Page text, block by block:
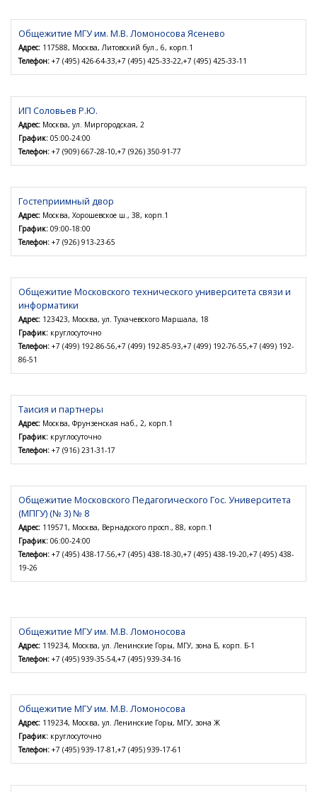
Общежитие МГУ им. М.В. Ломоносова Ясенево
Адрес: 117588, Москва, Литовский бул., 6, корп.1
Телефон: +7 (495) 426-64-33,+7 (495) 425-33-22,+7 (495) 425-33-11
ИП Соловьев Р.Ю.
Адрес: Москва, ул. Миргородская, 2
График: 05:00-24:00
Телефон: +7 (909) 667-28-10,+7 (926) 350-91-77
Гостеприимный двор
Адрес: Москва, Хорошевское ш., 38, корп.1
График: 09:00-18:00
Телефон: +7 (926) 913-23-65
Общежитие Московского технического университета связи и
информатики
Адрес: 123423, Москва, ул. Тухачевского Маршала, 18
График: круглосуточно
Телефон: +7 (499) 192-86-56,+7 (499) 192-85-93,+7 (499) 192-76-55,+7 (499) 192-
86-51
Таисия и партнеры
Адрес: Москва, Фрунзенская наб., 2, корп.1
График: круглосуточно
Телефон: +7 (916) 231-31-17
Общежитие Московского Педагогического Гос. Университета
(МПГУ) (№ 3) № 8
Адрес: 119571, Москва, Вернадского просп., 88, корп.1
График: 06:00-24:00
Телефон: +7 (495) 438-17-56,+7 (495) 438-18-30,+7 (495) 438-19-20,+7 (495) 438-
19-26
Общежитие МГУ им. М.В. Ломоносова
Адрес: 119234, Москва, ул. Ленинские Горы, МГУ, зона Б, корп. Б-1
Телефон: +7 (495) 939-35-54,+7 (495) 939-34-16
Общежитие МГУ им. М.В. Ломоносова
Адрес: 119234, Москва, ул. Ленинские Горы, МГУ, зона Ж
График: круглосуточно
Телефон: +7 (495) 939-17-81,+7 (495) 939-17-61